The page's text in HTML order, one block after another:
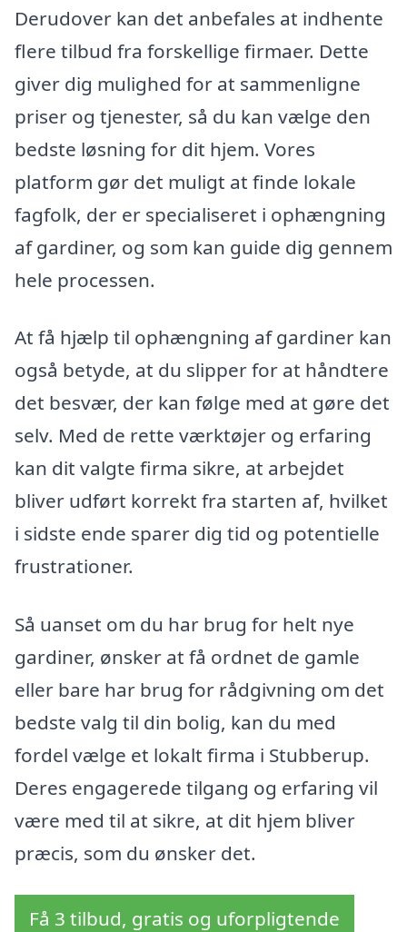
Derudover kan det anbefales at indhente
flere tilbud fra forskellige firmaer. Dette
giver dig mulighed for at sammenligne
priser og tjenester, så du kan vælge den
bedste løsning for dit hjem. Vores
platform gør det muligt at finde lokale
fagfolk, der er specialiseret i ophængning
af gardiner, og som kan guide dig gennem
hele processen.
At få hjælp til ophængning af gardiner kan
også betyde, at du slipper for at håndtere
det besvær, der kan følge med at gøre det
selv. Med de rette værktøjer og erfaring
kan dit valgte firma sikre, at arbejdet
bliver udført korrekt fra starten af, hvilket
i sidste ende sparer dig tid og potentielle
frustrationer.
Så uanset om du har brug for helt nye
gardiner, ønsker at få ordnet de gamle
eller bare har brug for rådgivning om det
bedste valg til din bolig, kan du med
fordel vælge et lokalt firma i Stubberup.
Deres engagerede tilgang og erfaring vil
være med til at sikre, at dit hjem bliver
præcis, som du ønsker det.
Få 3 tilbud, gratis og uforpligtende